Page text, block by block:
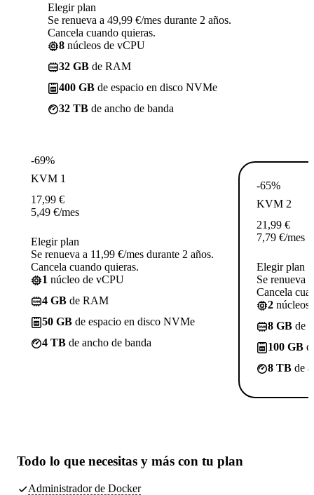
Elegir plan
Se renueva a 49,99 €/mes durante 2 años.
Cancela cuando quieras.
8 núcleos de vCPU
32 GB de RAM
400 GB de espacio en disco NVMe
32 TB de ancho de banda
-69%
KVM 1
17,99 €
5,49 €/mes
Elegir plan
Se renueva a 11,99 €/mes durante 2 años.
Cancela cuando quieras.
1 núcleo de vCPU
4 GB de RAM
50 GB de espacio en disco NVMe
4 TB de ancho de banda
-65%
KVM 2
21,99 €
7,79 €/mes
Elegir plan
Se renueva
Cancela
2 núcleos
8 GB de
100 GB
8 TB de
Todo lo que necesitas y más con tu plan
Administrador de Docker